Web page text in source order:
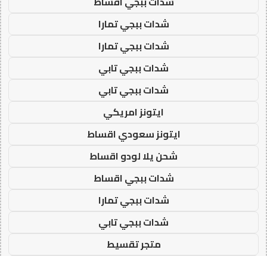
شدات ببجي تمارا
شدات ببجي تمارا
شدات ببجي تابي
شدات ببجي تابي
ايتونز امريكي
ايتونز سعودي اقساط
شحن يلا لودو اقساط
شدات ببجي اقساط
شدات ببجي تمارا
شدات ببجي تابي
متجر تقسيط